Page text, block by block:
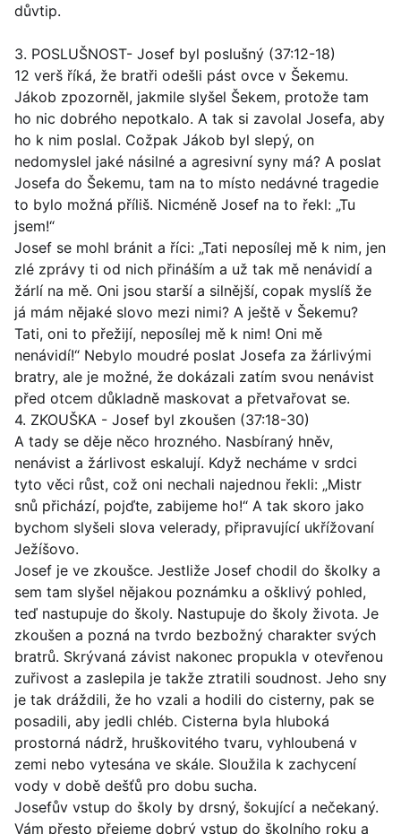
důvtip.
3. POSLUŠNOST- Josef byl poslušný (37:12-18)
12 verš říká, že bratři odešli pást ovce v Šekemu.
Jákob zpozorněl, jakmile slyšel Šekem, protože tam
ho nic dobrého nepotkalo. A tak si zavolal Josefa, aby
ho k nim poslal. Cožpak Jákob byl slepý, on
nedomyslel jaké násilné a agresivní syny má? A poslat
Josefa do Šekemu, tam na to místo nedávné tragedie
to bylo možná příliš. Nicméně Josef na to řekl: „Tu
jsem!“
Josef se mohl bránit a říci: „Tati neposílej mě k nim, jen
zlé zprávy ti od nich přináším a už tak mě nenávidí a
žárlí na mě. Oni jsou starší a silnější, copak myslíš že
já mám nějaké slovo mezi nimi? A ještě v Šekemu?
Tati, oni to přežijí, neposílej mě k nim! Oni mě
nenávidí!“ Nebylo moudré poslat Josefa za žárlivými
bratry, ale je možné, že dokázali zatím svou nenávist
před otcem důkladně maskovat a přetvařovat se.
4. ZKOUŠKA - Josef byl zkoušen (37:18-30)
A tady se děje něco hrozného. Nasbíraný hněv,
nenávist a žárlivost eskalují. Když necháme v srdci
tyto věci růst, což oni nechali najednou řekli: „Mistr
snů přichází, pojďte, zabijeme ho!“ A tak skoro jako
bychom slyšeli slova velerady, připravující ukřížovaní
Ježíšovo.
Josef je ve zkoušce. Jestliže Josef chodil do školky a
sem tam slyšel nějakou poznámku a ošklivý pohled,
teď nastupuje do školy. Nastupuje do školy života. Je
zkoušen a pozná na tvrdo bezbožný charakter svých
bratrů. Skrývaná závist nakonec propukla v otevřenou
zuřivost a zaslepila je takže ztratili soudnost. Jeho sny
je tak dráždili, že ho vzali a hodili do cisterny, pak se
posadili, aby jedli chléb. Cisterna byla hluboká
prostorná nádrž, hruškovitého tvaru, vyhloubená v
zemi nebo vytesána ve skále. Sloužila k zachycení
vody v době dešťů pro dobu sucha.
Josefův vstup do školy by drsný, šokující a nečekaný.
Vám přesto přejeme dobrý vstup do školního roku a